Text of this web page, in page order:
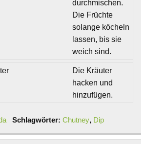
durchmischen.
Die Früchte
solange köcheln
lassen, bis sie
weich sind.
Die Kräuter
hacken und
hinzufügen.
Schlagwörter: Chutney, Dip